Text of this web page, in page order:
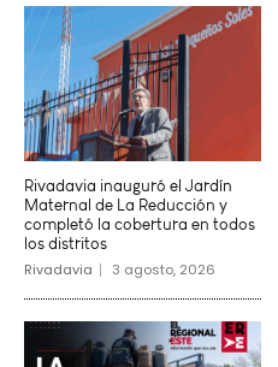
Rivadavia inauguró el Jardín
Maternal de La Reducción y
completó la cobertura en todos
los distritos
Rivadavia 3 agosto, 2026